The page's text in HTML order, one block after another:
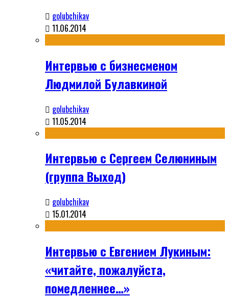
golubchikav
11.06.2014
Интервью с бизнесменом
Людмилой Булавкиной
golubchikav
11.05.2014
Интервью с Сергеем Селюниным
(группа Выход)
golubchikav
15.01.2014
Интервью с Евгением Лукиным:
«читайте, пожалуйста,
помедленнее…»